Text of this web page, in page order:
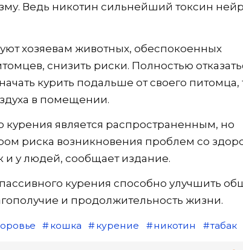
Ведь никотин сильнейший токсин
хозяевам животных, обеспокоенных
снизить риски. Полностью
курить подальше от своего питомца,
в помещении.
курения является распространенным, но
риска возникновения проблем со
у людей, сообщает издание.
курения способно улучшить
и продолжительность жизни.
кошка курение никотин табак